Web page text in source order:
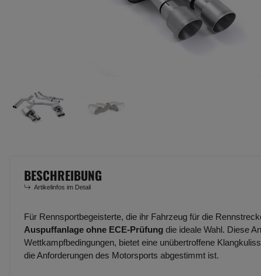
BESCHREIBUNG
Artikelinfos im Detail
Für Rennsportbegeisterte, die ihr Fahrzeug für die
Auspuffanlage ohne ECE-Prüfung die ideale Wahl. Diese
Wettkampfbedingungen, bietet eine unübertroffene
die Anforderungen des Motorsports abgestimmt ist.